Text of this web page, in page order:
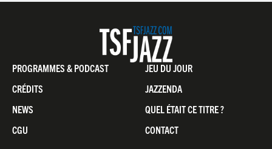
Pied
de
page
PROGRAMMES & PODCAST
JEU DU JOUR
CRÉDITS
JAZZENDA
NEWS
QUEL ÉTAIT CE TITRE ?
CGU
CONTACT